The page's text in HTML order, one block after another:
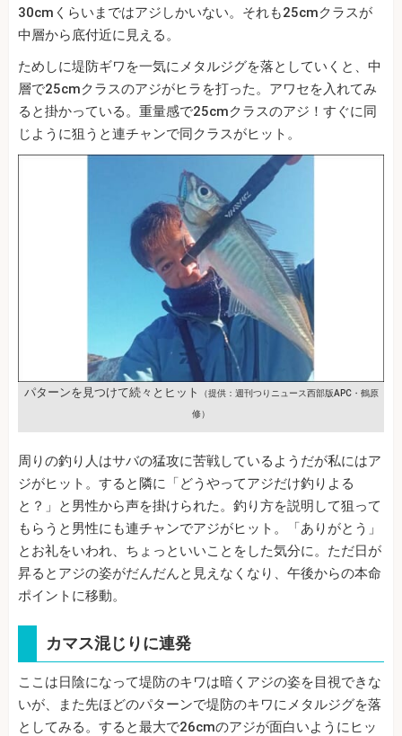
30cmくらいまではアジしかいない。それも25cmクラスが
中層から底付近に見える。
ためしに堤防ギワを一気にメタルジグを落としていくと、中
層で25cmクラスのアジがヒラを打った。アワセを入れてみ
ると掛かっている。重量感で25cmクラスのアジ！すぐに同
じように狙うと連チャンで同クラスがヒット。
パターンを見つけて続々とヒット （提供：週刊つりニュース西部版APC・鶴原
修）
周りの釣り人はサバの猛攻に苦戦しているようだが私にはア
ジがヒット。すると隣に「どうやってアジだけ釣りよる
と？」と男性から声を掛けられた。釣り方を説明して狙って
もらうと男性にも連チャンでアジがヒット。「ありがとう」
とお礼をいわれ、ちょっといいことをした気分に。ただ日が
昇るとアジの姿がだんだんと見えなくなり、午後からの本命
ポイントに移動。
カマス混じりに連発
ここは日陰になって堤防のキワは暗くアジの姿を目視できな
いが、また先ほどのパターンで堤防のキワにメタルジグを落
としてみる。すると最大で26cmのアジが面白いようにヒッ